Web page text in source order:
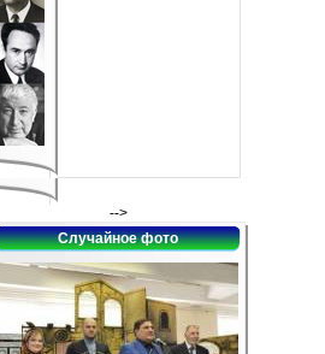
-->
Случайное фото